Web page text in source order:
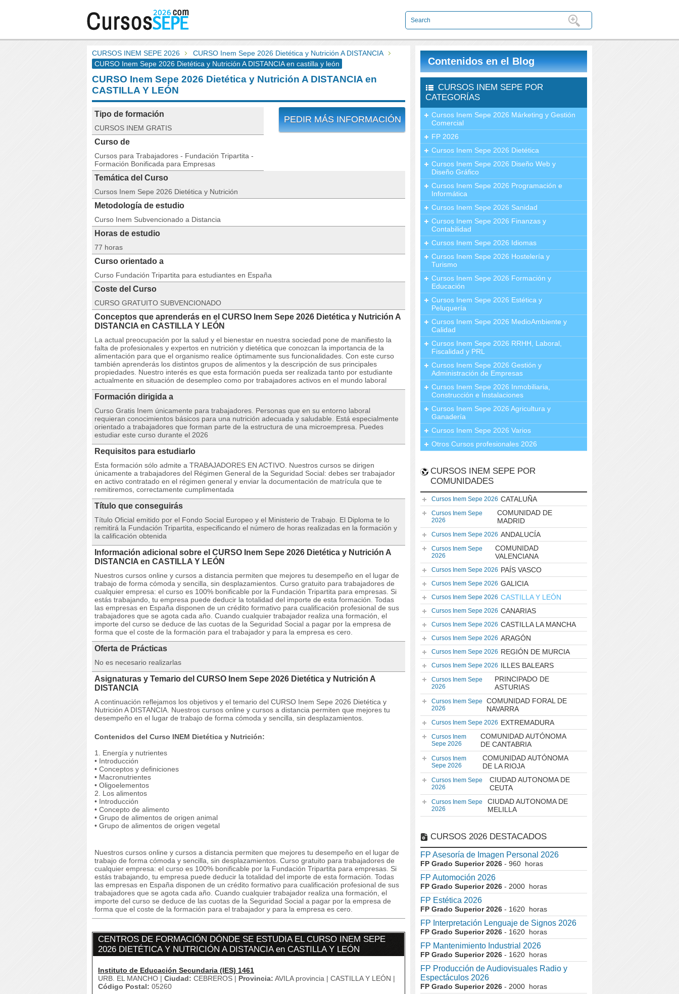
CURSOS INEM SEPE 2026
CURSO Inem Sepe 2026 Dietética y Nutrición A DISTANCIA
CURSO Inem Sepe 2026 Dietética y Nutrición A DISTANCIA en castilla y león
CURSO Inem Sepe 2026 Dietética y Nutrición A DISTANCIA en
CASTILLA Y LEÓN
PEDIR MÁS INFORMACIÓN
Tipo de formación
CURSOS INEM GRATIS
Curso de
Cursos para Trabajadores - Fundación Tripartita -
Formación Bonificada para Empresas
Temática del Curso
Cursos Inem Sepe 2026 Dietética y Nutrición
Metodología de estudio
Curso Inem Subvencionado a Distancia
Horas de estudio
77 horas
Curso orientado a
Curso Fundación Tripartita para estudiantes en España
Coste del Curso
CURSO GRATUITO SUBVENCIONADO
Conceptos que aprenderás en el CURSO Inem Sepe 2026 Dietética y Nutrición A
DISTANCIA en CASTILLA Y LEÓN
La actual preocupación por la salud y el bienestar en nuestra sociedad pone de manifiesto la
falta de profesionales y expertos en nutrición y dietética que conozcan la importancia de la
alimentación para que el organismo realice óptimamente sus funcionalidades. Con este curso
también aprenderás los distintos grupos de alimentos y la descripción de sus principales
propiedades. Nuestro interés es que esta formación pueda ser realizada tanto por estudiante
actualmente en situación de desempleo como por trabajadores activos en el mundo laboral
Formación dirigida a
Curso Gratis Inem únicamente para trabajadores. Personas que en su entorno laboral
requieran conocimientos básicos para una nutrición adecuada y saludable. Está especialmente
orientado a trabajadores que forman parte de la estructura de una microempresa. Puedes
estudiar este curso durante el 2026
Requisitos para estudiarlo
Esta formación sólo admite a TRABAJADORES EN ACTIVO. Nuestros cursos se dirigen
únicamente a trabajadores del Régimen General de la Seguridad Social: debes ser trabajador
en activo contratado en el régimen general y enviar la documentación de matrícula que te
remitiremos, correctamente cumplimentada
Título que conseguirás
Título Oficial emitido por el Fondo Social Europeo y el Ministerio de Trabajo. El Diploma te lo
remitirá la Fundación Tripartita, especificando el número de horas realizadas en la formación y
la calificación obtenida
Información adicional sobre el CURSO Inem Sepe 2026 Dietética y Nutrición A
DISTANCIA en CASTILLA Y LEÓN
Nuestros cursos online y cursos a distancia permiten que mejores tu desempeño en el lugar de
trabajo de forma cómoda y sencilla, sin desplazamientos. Curso gratuito para trabajadores de
cualquier empresa: el curso es 100% bonificable por la Fundación Tripartita para empresas. Si
estás trabajando, tu empresa puede deducir la totalidad del importe de esta formación. Todas
las empresas en España disponen de un crédito formativo para cualificación profesional de sus
trabajadores que se agota cada año. Cuando cualquier trabajador realiza una formación, el
importe del curso se deduce de las cuotas de la Seguridad Social a pagar por la empresa de
forma que el coste de la formación para el trabajador y para la empresa es cero.
Oferta de Prácticas
No es necesario realizarlas
Asignaturas y Temario del CURSO Inem Sepe 2026 Dietética y Nutrición A
DISTANCIA
A continuación reflejamos los objetivos y el temario del CURSO Inem Sepe 2026 Dietética y
Nutrición A DISTANCIA. Nuestros cursos online y cursos a distancia permiten que mejores tu
desempeño en el lugar de trabajo de forma cómoda y sencilla, sin desplazamientos.
Contenidos del Curso INEM Dietética y Nutrición:
1. Energía y nutrientes
• Introducción
• Conceptos y definiciones
• Macronutrientes
• Oligoelementos
2. Los alimentos
• Introducción
• Concepto de alimento
• Grupo de alimentos de origen animal
• Grupo de alimentos de origen vegetal
Nuestros cursos online y cursos a distancia permiten que mejores tu desempeño en el lugar de
trabajo de forma cómoda y sencilla, sin desplazamientos. Curso gratuito para trabajadores de
cualquier empresa: el curso es 100% bonificable por la Fundación Tripartita para empresas. Si
estás trabajando, tu empresa puede deducir la totalidad del importe de esta formación. Todas
las empresas en España disponen de un crédito formativo para cualificación profesional de sus
trabajadores que se agota cada año. Cuando cualquier trabajador realiza una formación, el
importe del curso se deduce de las cuotas de la Seguridad Social a pagar por la empresa de
forma que el coste de la formación para el trabajador y para la empresa es cero.
CENTROS DE FORMACIÓN DÓNDE SE ESTUDIA EL CURSO INEM SEPE
2026 DIETÉTICA Y NUTRICIÓN A DISTANCIA en CASTILLA Y LEÓN
Instituto de Educación Secundaria (IES) 1461
URB. EL MANCHO | Ciudad: CEBREROS | Provincia: AVILA provincia | CASTILLA Y LEÓN |
Código Postal: 05260
Contenidos en el Blog
CURSOS INEM SEPE POR
CATEGORÍAS
Cursos Inem Sepe 2026 Márketing y Gestión
Comercial
FP 2026
Cursos Inem Sepe 2026 Dietética
Cursos Inem Sepe 2026 Diseño Web y
Diseño Gráfico
Cursos Inem Sepe 2026 Programación e
Informática
Cursos Inem Sepe 2026 Sanidad
Cursos Inem Sepe 2026 Finanzas y
Contabilidad
Cursos Inem Sepe 2026 Idiomas
Cursos Inem Sepe 2026 Hostelería y
Turismo
Cursos Inem Sepe 2026 Formación y
Educación
Cursos Inem Sepe 2026 Estética y
Peluquería
Cursos Inem Sepe 2026 MedioAmbiente y
Calidad
Cursos Inem Sepe 2026 RRHH, Laboral,
Fiscalidad y PRL
Cursos Inem Sepe 2026 Gestión y
Administración de Empresas
Cursos Inem Sepe 2026 Inmobiliaria,
Construcción e Instalaciones
Cursos Inem Sepe 2026 Agricultura y
Ganadería
Cursos Inem Sepe 2026 Varios
Otros Cursos profesionales 2026
CURSOS INEM SEPE POR
COMUNIDADES
Cursos Inem Sepe 2026 CATALUÑA
Cursos Inem Sepe
2026
COMUNIDAD DE
MADRID
Cursos Inem Sepe 2026 ANDALUCÍA
Cursos Inem Sepe
2026
COMUNIDAD
VALENCIANA
Cursos Inem Sepe 2026 PAÍS VASCO
Cursos Inem Sepe 2026 GALICIA
Cursos Inem Sepe 2026 CASTILLA Y LEÓN
Cursos Inem Sepe 2026 CANARIAS
Cursos Inem Sepe 2026 CASTILLA LA MANCHA
Cursos Inem Sepe 2026 ARAGÓN
Cursos Inem Sepe 2026 REGIÓN DE MURCIA
Cursos Inem Sepe 2026 ILLES BALEARS
Cursos Inem Sepe
2026
PRINCIPADO DE
ASTURIAS
Cursos Inem Sepe
2026
COMUNIDAD FORAL DE
NAVARRA
Cursos Inem Sepe 2026 EXTREMADURA
Cursos Inem
Sepe 2026
COMUNIDAD AUTÓNOMA
DE CANTABRIA
Cursos Inem
Sepe 2026
COMUNIDAD AUTÓNOMA
DE LA RIOJA
Cursos Inem Sepe
2026
CIUDAD AUTONOMA DE
CEUTA
Cursos Inem Sepe
2026
CIUDAD AUTONOMA DE
MELILLA
CURSOS 2026 DESTACADOS
FP Asesoría de Imagen Personal 2026
FP Grado Superior 2026 - 960 horas
FP Automoción 2026
FP Grado Superior 2026 - 2000 horas
FP Estética 2026
FP Grado Superior 2026 - 1620 horas
FP Interpretación Lenguaje de Signos 2026
FP Grado Superior 2026 - 1620 horas
FP Mantenimiento Industrial 2026
FP Grado Superior 2026 - 1620 horas
FP Producción de Audiovisuales Radio y
Espectáculos 2026
FP Grado Superior 2026 - 2000 horas